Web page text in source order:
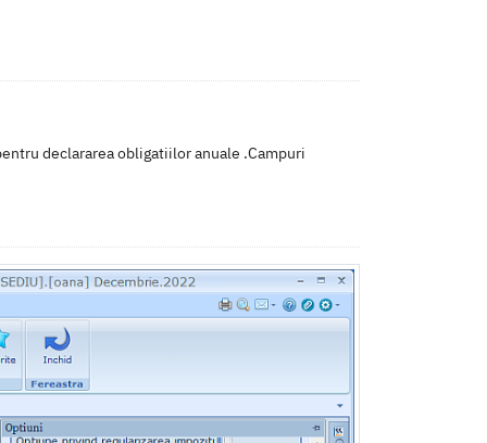
declararea obligatiilor anuale .Campuri